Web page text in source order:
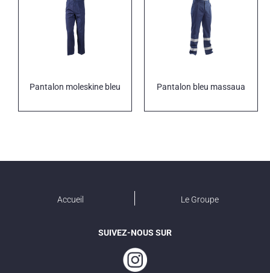
Pantalon moleskine bleu Pantalon bleu massaua
Accueil Le Groupe
SUIVEZ-NOUS SUR